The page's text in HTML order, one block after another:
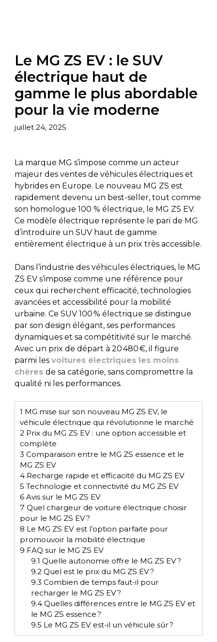
Le MG ZS EV : le SUV
électrique haut de
gamme le plus abordable
pour la vie moderne
juillet 24, 2025
La marque MG s’impose comme un acteur
majeur des ventes de véhicules électriques et
hybrides en Europe. Le nouveau MG ZS est
rapidement devenu un best-seller, tout comme
son homologue 100 % électrique, le MG ZS EV.
Ce modèle électrique représente le pari de MG
d’introduire un SUV haut de gamme
entièrement électrique à un prix très accessible.
Dans l’industrie des véhicules électriques, le MG
ZS EV s’impose comme une référence pour
ceux qui recherchent efficacité, technologies
avancées et accessibilité pour la mobilité
urbaine. Ce SUV 100 % électrique se distingue
par son design élégant, ses performances
dynamiques et sa compétitivité sur le marché.
Avec un prix de départ à 20 480 €, il figure
parmi les voitures électriques les moins
chères de sa catégorie, sans compromettre la
qualité ni les performances.
1 MG mise sur son nouveau MG ZS EV, le
véhicule électrique qui révolutionne le marché
2 Prix du MG ZS EV : une option accessible et
complète
3 Comparaison entre le MG ZS essence et le
MG ZS EV
4 Recharge rapide et efficacité du MG ZS EV
5 Technologie et connectivité du MG ZS EV
6 Avis sur le MG ZS EV
7 Quel chargeur de voiture électrique choisir
pour le MG ZS EV ?
8 Le MG ZS EV est l’option parfaite pour
promouvoir la mobilité électrique
9 FAQ sur le MG ZS EV
9.1 Quelle autonomie offre le MG ZS EV ?
9.2Quel est le prix du MG ZS EV ?
9.3 Combien de temps faut-il pour
recharger le MG ZS EV ?
9.4Quelles différences entre le MG ZS EV et
le MG ZS essence ?
9.5 Le MG ZS EV est-il un véhicule sûr ?